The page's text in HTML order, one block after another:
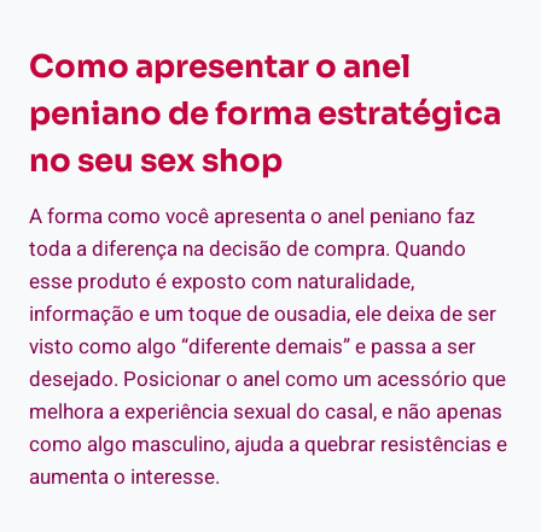
Como apresentar o anel
peniano de forma estratégica
no seu sex shop
A forma como você apresenta o anel peniano faz
toda a diferença na decisão de compra. Quando
esse produto é exposto com naturalidade,
informação e um toque de ousadia, ele deixa de ser
visto como algo “diferente demais” e passa a ser
desejado. Posicionar o anel como um acessório que
melhora a experiência sexual do casal, e não apenas
como algo masculino, ajuda a quebrar resistências e
aumenta o interesse.